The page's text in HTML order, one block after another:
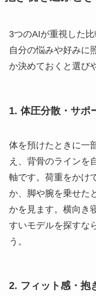
3つのAIが重視した
自分の悩みや好みに
か決めておくと選び
1. 体圧分散・サポ
体を預けたときに一
え、背骨のラインを
軸です。荷重をかけ
か、脚や腕を乗せた
かを見ます。横向き
すいモデルを探すな
う。
2. フィット感・抱